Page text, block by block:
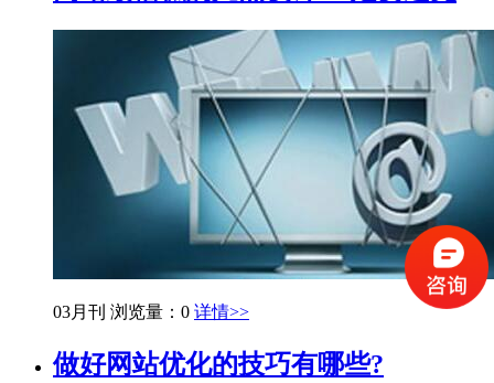
03月刊 浏览量：0 详情>>
做好网站优化的技巧有哪些?